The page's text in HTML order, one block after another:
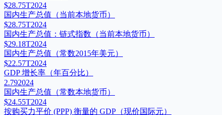
$28.75T2024
国内生产总值（当前本地货币）
$28.75T2024
国内生产总值：链式指数（当前本地货币）
$29.18T2024
国内生产总值（常数2015年美元）
$22.57T2024
GDP 增长率（年百分比）
2.792024
国内生产总值（常数本地货币）
$24.55T2024
按购买力平价 (PPP) 衡量的 GDP（现价国际元）